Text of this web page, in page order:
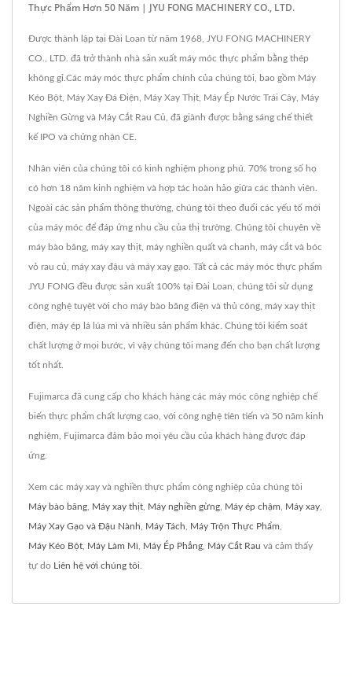
Thực Phẩm Hơn 50 Năm | JYU FONG MACHINERY CO., LTD.
Được thành lập tại Đài Loan từ năm 1968, JYU FONG MACHINERY
CO., LTD. đã trở thành nhà sản xuất máy móc thực phẩm bằng thép
không gỉ.Các máy móc thực phẩm chính của chúng tôi, bao gồm Máy
Kéo Bột, Máy Xay Đá Điện, Máy Xay Thịt, Máy Ép Nước Trái Cây, Máy
Nghiền Gừng và Máy Cắt Rau Củ, đã giành được bằng sáng chế thiết
kế IPO và chứng nhận CE.
Nhân viên của chúng tôi có kinh nghiệm phong phú. 70% trong số họ
có hơn 18 năm kinh nghiệm và hợp tác hoàn hảo giữa các thành viên.
Ngoài các sản phẩm thông thường, chúng tôi theo đuổi các yếu tố mới
của máy móc để đáp ứng nhu cầu của thị trường. Chúng tôi chuyên về
máy bào băng, máy xay thịt, máy nghiền quất và chanh, máy cắt và bóc
vỏ rau củ, máy xay đậu và máy xay gạo. Tất cả các máy móc thực phẩm
JYU FONG đều được sản xuất 100% tại Đài Loan, chúng tôi sử dụng
công nghệ tuyệt vời cho máy bào băng điện và thủ công, máy xay thịt
điện, máy ép lá lúa mì và nhiều sản phẩm khác. Chúng tôi kiểm soát
chất lượng ở mọi bước, vì vậy chúng tôi mang đến cho bạn chất lượng
tốt nhất.
Fujimarca đã cung cấp cho khách hàng các máy móc công nghiệp chế
biến thực phẩm chất lượng cao, với công nghệ tiên tiến và 50 năm kinh
nghiệm, Fujimarca đảm bảo mọi yêu cầu của khách hàng được đáp
ứng.
Xem các máy xay và nghiền thực phẩm công nghiệp của chúng tôi
Máy bào băng, Máy xay thịt, Máy nghiền gừng, Máy ép chậm, Máy xay,
Máy Xay Gạo và Đậu Nành, Máy Tách, Máy Trộn Thực Phẩm,
Máy Kéo Bột, Máy Làm Mì, Máy Ép Phẳng, Máy Cắt Rau và cảm thấy
tự do Liên hệ với chúng tôi.